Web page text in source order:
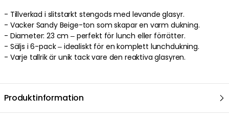
- Tillverkad i slitstarkt stengods med levande glasyr.
- Vacker Sandy Beige-ton som skapar en varm dukning.
- Diameter: 23 cm – perfekt för lunch eller förrätter.
- Säljs i 6-pack – idealiskt för en komplett lunchdukning.
- Varje tallrik är unik tack vare den reaktiva glasyren.
Produktinformation